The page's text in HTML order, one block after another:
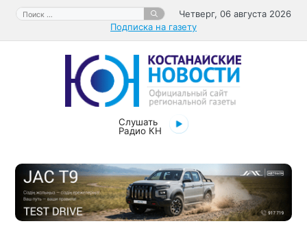
Перейти
содержимому
Поиск:
Четверг, 06 августа 2026
Подписка на газету
Слушать
Радио КН